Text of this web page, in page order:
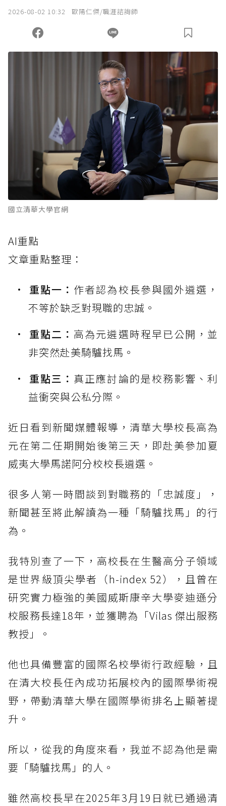
您當前剩餘 U 利點數：0點；前往 購買點數
2026-08-02 10:32 歐陽仁傑/職涯諮詢師
國立清華大學官網
AI重點
文章重點整理：
重點一： 作者認為校長參與國外遴選，
不等於缺乏對現職的忠誠。
重點二： 高為元遴選時程早已公開，並
非突然赴美騎驢找馬。
重點三： 真正應討論的是校務影響、利
益衝突與公私分際。
近日看到新聞媒體報導，清華大學校長高為
元在第二任期開始後第三天，即赴美參加夏
威夷大學馬諾阿分校校長遴選。
很多人第一時間談到對職務的「忠誠度」，
新聞甚至將此解讀為一種「騎驢找馬」的行
為。
我特別查了一下，高校長在生醫高分子領域
是世界級頂尖學者（h-index 52），且曾在
研究實力極強的美國威斯康辛大學麥迪遜分
校服務長達18年，並獲聘為「Vilas 傑出服務
教授」。
他也具備豐富的國際名校學術行政經驗，且
在清大校長任內成功拓展校內的國際學術視
野，帶動清華大學在國際學術排名上顯著提
升。
所以，從我的角度來看，我並不認為他是需
要「騎驢找馬」的人。
雖然高校長早在2025年3月19日就已通過清